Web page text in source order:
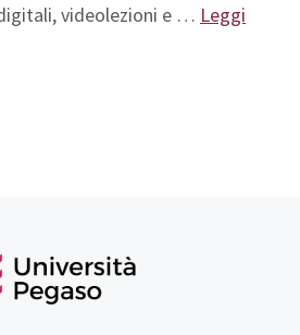
videolezioni e … Leggi